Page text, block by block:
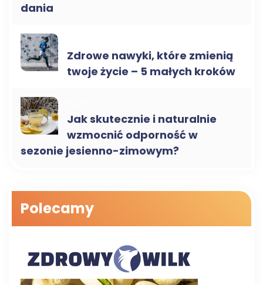
dania
Zdrowe nawyki, które zmienią
twoje życie – 5 małych kroków
Jak skutecznie i naturalnie
wzmocnić odporność w
sezonie jesienno-zimowym?
Polecamy